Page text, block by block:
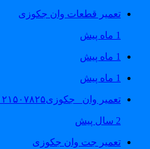
تعمیر قطعات وان جکوزی
1 ماه پیش
1 ماه پیش
تعمیر وان _جکوزی۰۹۱۲۱۵۰۷۸۲۵
تعمیر جت وان جکوزی